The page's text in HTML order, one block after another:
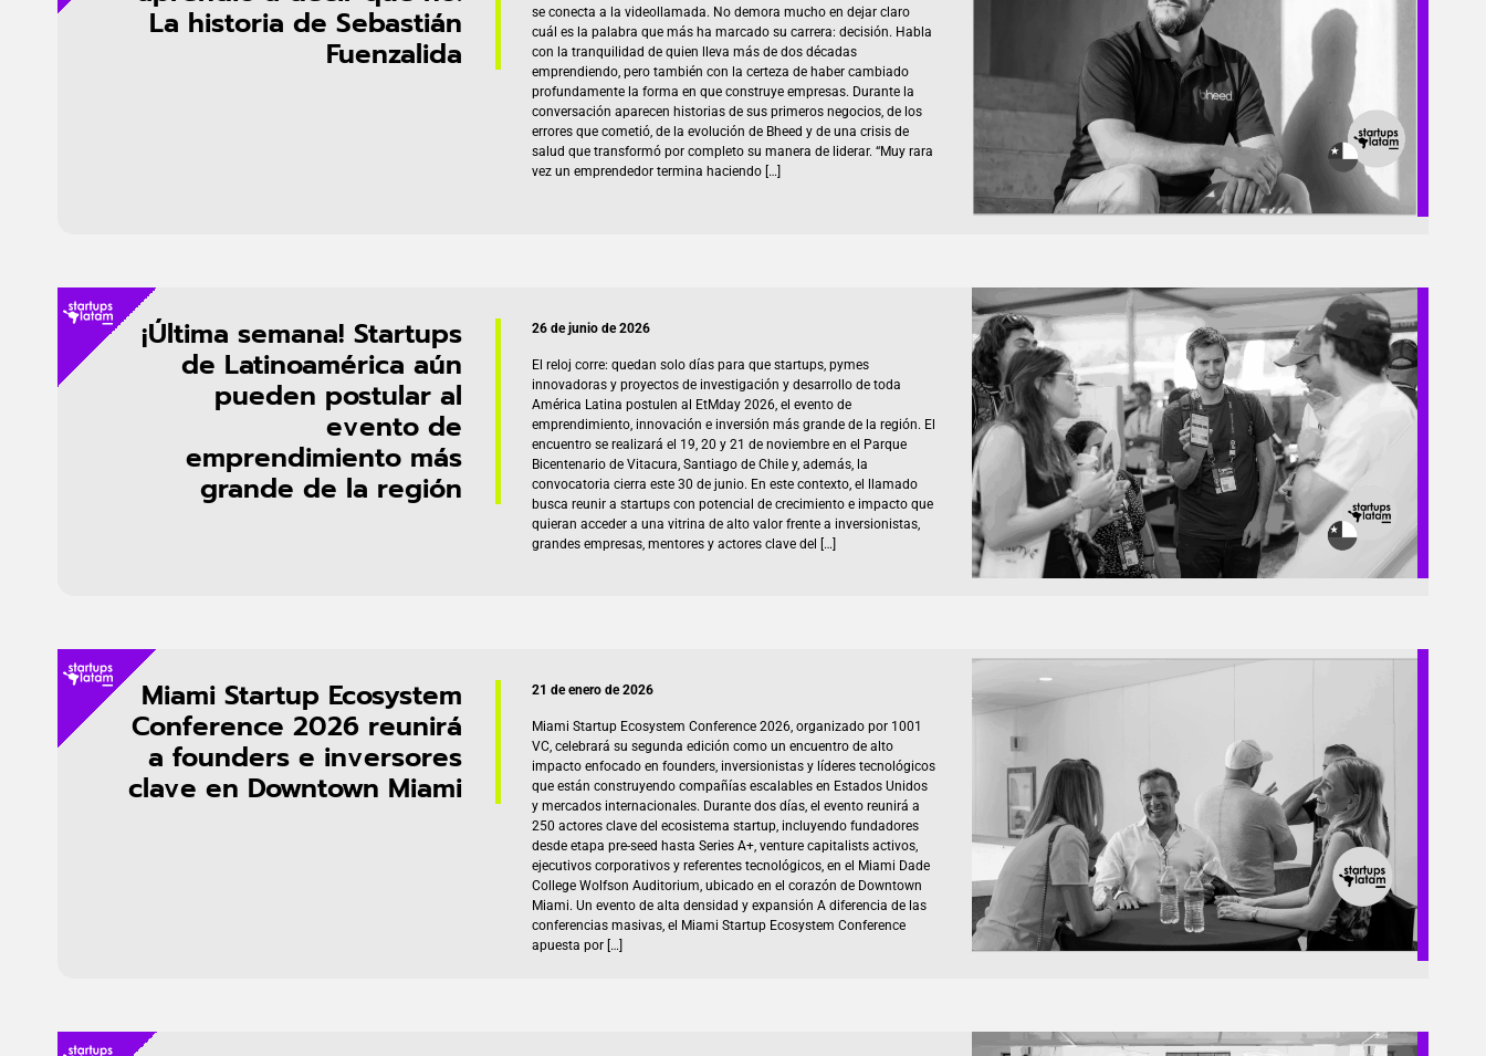
La historia de Sebastián
Fuenzalida
se conecta a la videollamada. No demora mucho en dejar claro
cuál es la palabra que más ha marcado su carrera: decisión. Habla
con la tranquilidad de quien lleva más de dos décadas
emprendiendo, pero también con la certeza de haber cambiado
profundamente la forma en que construye empresas. Durante la
conversación aparecen historias de sus primeros negocios, de los
errores que cometió, de la evolución de Bheed y de una crisis de
salud que transformó por completo su manera de liderar. “Muy rara
vez un emprendedor termina haciendo […]
¡Última semana! Startups
de Latinoamérica aún
pueden postular al
evento de
emprendimiento más
grande de la región
26 de junio de 2026
El reloj corre: quedan solo días para que startups, pymes
innovadoras y proyectos de investigación y desarrollo de toda
América Latina postulen al EtMday 2026, el evento de
emprendimiento, innovación e inversión más grande de la región. El
encuentro se realizará el 19, 20 y 21 de noviembre en el Parque
Bicentenario de Vitacura, Santiago de Chile y, además, la
convocatoria cierra este 30 de junio. En este contexto, el llamado
busca reunir a startups con potencial de crecimiento e impacto que
quieran acceder a una vitrina de alto valor frente a inversionistas,
grandes empresas, mentores y actores clave del […]
Miami Startup Ecosystem
Conference 2026 reunirá
a founders e inversores
clave en Downtown Miami
21 de enero de 2026
Miami Startup Ecosystem Conference 2026, organizado por 1001
VC, celebrará su segunda edición como un encuentro de alto
impacto enfocado en founders, inversionistas y líderes tecnológicos
que están construyendo compañías escalables en Estados Unidos
y mercados internacionales. Durante dos días, el evento reunirá a
250 actores clave del ecosistema startup, incluyendo fundadores
desde etapa pre-seed hasta Series A+, venture capitalists activos,
ejecutivos corporativos y referentes tecnológicos, en el Miami Dade
College Wolfson Auditorium, ubicado en el corazón de Downtown
Miami. Un evento de alta densidad y expansión A diferencia de las
conferencias masivas, el Miami Startup Ecosystem Conference
apuesta por […]